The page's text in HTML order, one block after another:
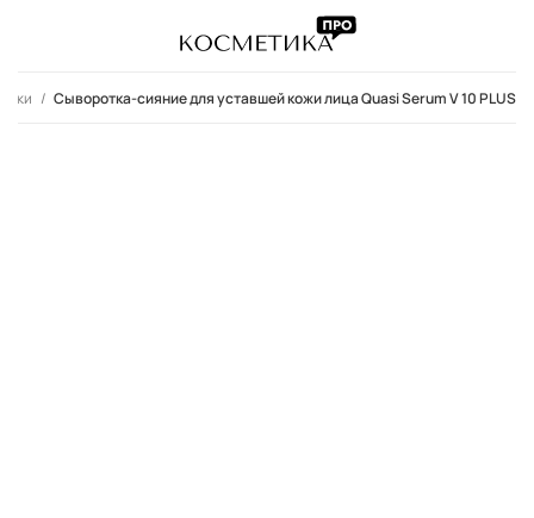
Сыворотка-сияние для уставшей кожи лица Quasi Serum V 10 PLUS